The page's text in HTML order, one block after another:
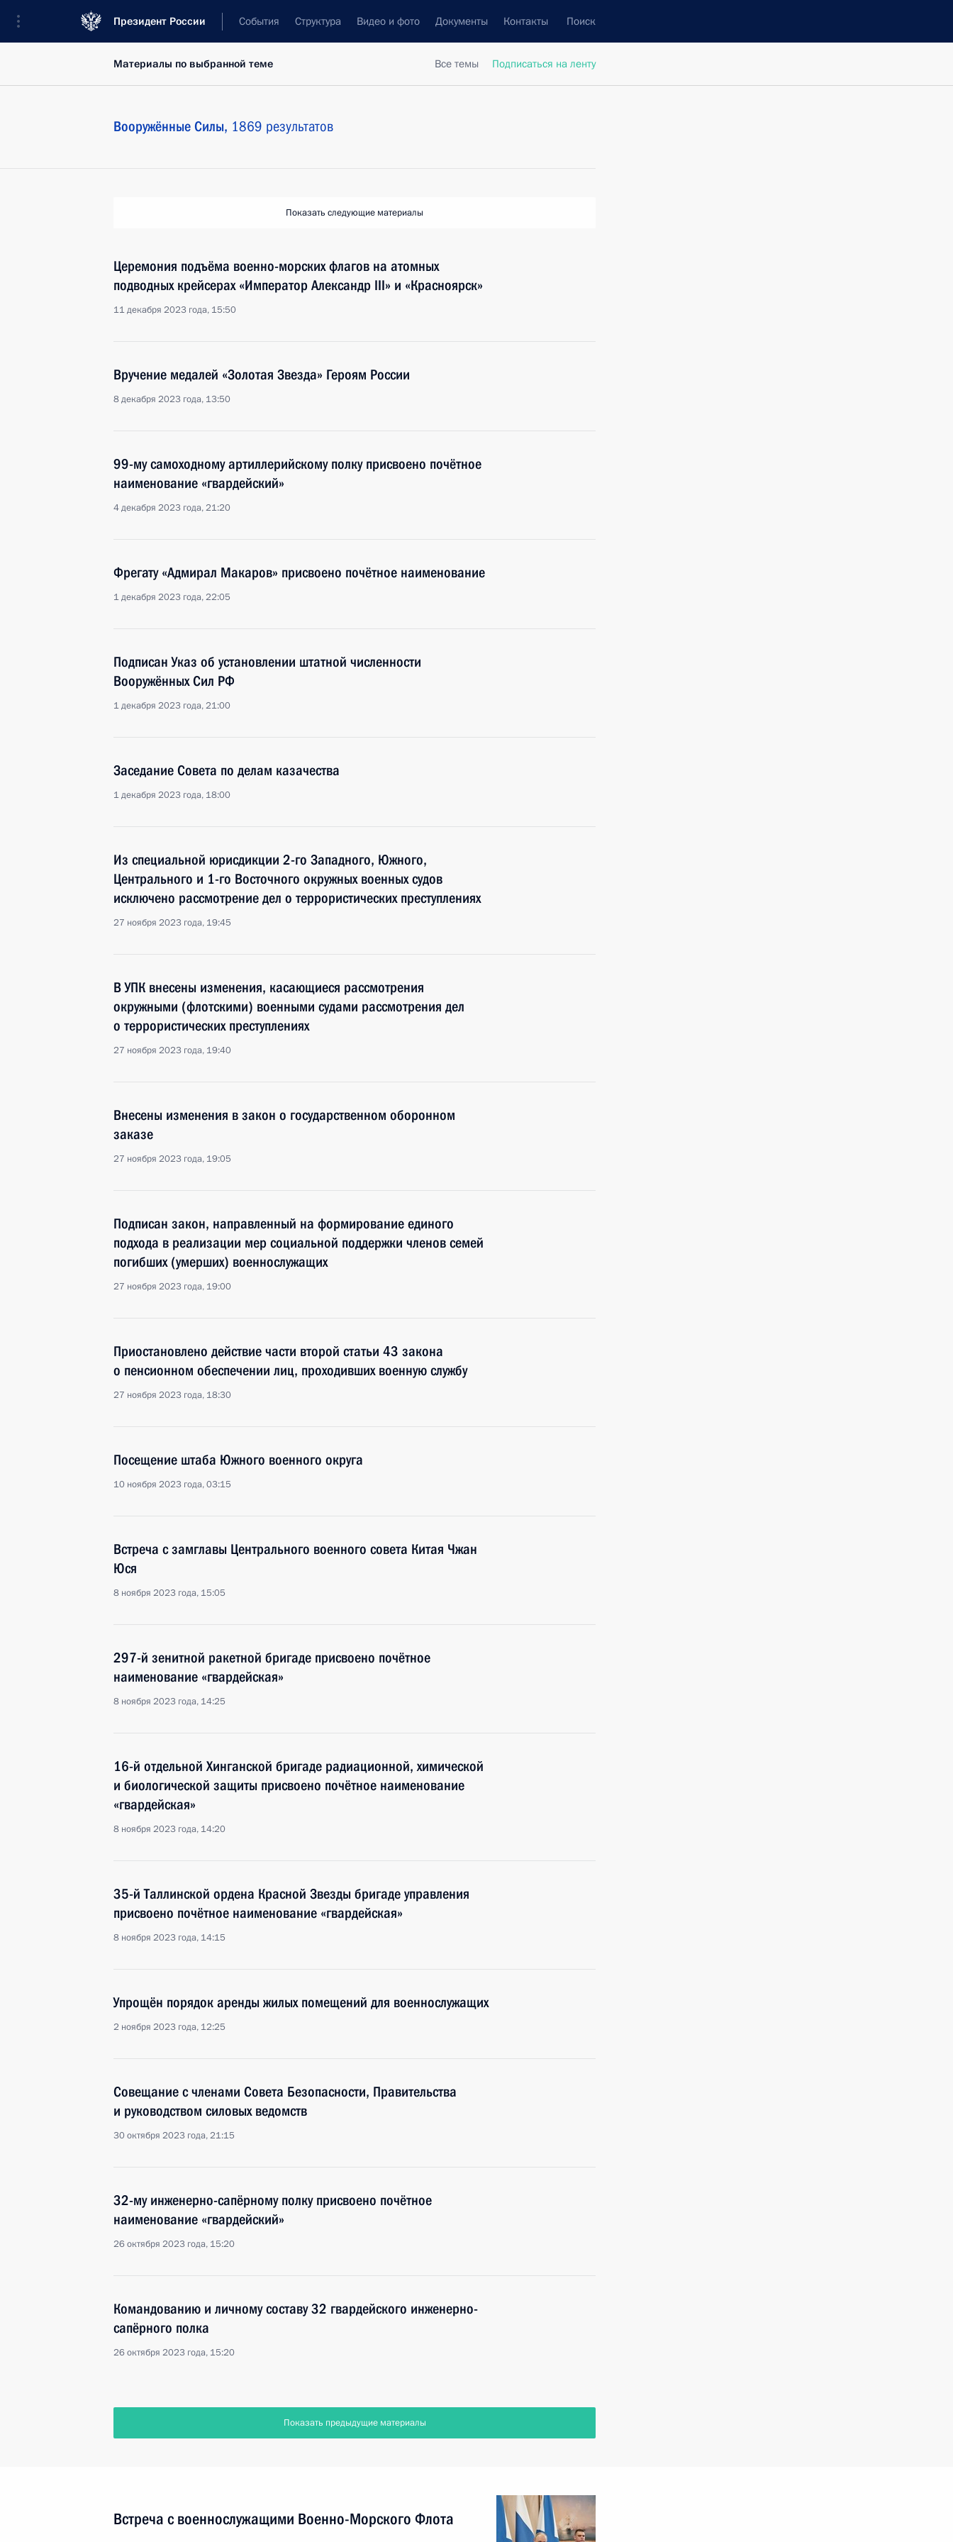
Президент России События Структура Видео и фото Документы Контакты Поиск
Все темы Подписаться на ленту
Материалы по выбранной теме
Вооружённые Силы, 1869 результатов
Показать следующие материалы
Церемония подъёма военно-морских флагов на атомных
подводных крейсерах «Император Александр III» и «Красноярск»
11 декабря 2023 года, 15:50
Вручение медалей «Золотая Звезда» Героям России
8 декабря 2023 года, 13:50
99-му самоходному артиллерийскому полку присвоено почётное
наименование «гвардейский»
4 декабря 2023 года, 21:20
Фрегату «Адмирал Макаров» присвоено почётное наименование
1 декабря 2023 года, 22:05
Подписан Указ об установлении штатной численности
Вооружённых Сил РФ
1 декабря 2023 года, 21:00
Заседание Совета по делам казачества
1 декабря 2023 года, 18:00
Из специальной юрисдикции 2-го Западного, Южного,
Центрального и 1-го Восточного окружных военных судов
исключено рассмотрение дел о террористических преступлениях
27 ноября 2023 года, 19:45
В УПК внесены изменения, касающиеся рассмотрения
окружными (флотскими) военными судами рассмотрения дел
о террористических преступлениях
27 ноября 2023 года, 19:40
Внесены изменения в закон о государственном оборонном
заказе
27 ноября 2023 года, 19:05
Подписан закон, направленный на формирование единого
подхода в реализации мер социальной поддержки членов семей
погибших (умерших) военнослужащих
27 ноября 2023 года, 19:00
Приостановлено действие части второй статьи 43 закона
о пенсионном обеспечении лиц, проходивших военную службу
27 ноября 2023 года, 18:30
Посещение штаба Южного военного округа
10 ноября 2023 года, 03:15
Встреча с замглавы Центрального военного совета Китая Чжан
Юся
8 ноября 2023 года, 15:05
297-й зенитной ракетной бригаде присвоено почётное
наименование «гвардейская»
8 ноября 2023 года, 14:25
16-й отдельной Хинганской бригаде радиационной, химической
и биологической защиты присвоено почётное наименование
«гвардейская»
8 ноября 2023 года, 14:20
35-й Таллинской ордена Красной Звезды бригаде управления
присвоено почётное наименование «гвардейская»
8 ноября 2023 года, 14:15
Упрощён порядок аренды жилых помещений для военнослужащих
2 ноября 2023 года, 12:25
Совещание с членами Совета Безопасности, Правительства
и руководством силовых ведомств
30 октября 2023 года, 21:15
32-му инженерно-сапёрному полку присвоено почётное
наименование «гвардейский»
26 октября 2023 года, 15:20
Командованию и личному составу 32 гвардейского инженерно-
сапёрного полка
26 октября 2023 года, 15:20
Показать предыдущие материалы
Встреча с военнослужащими Военно-Морского Флота